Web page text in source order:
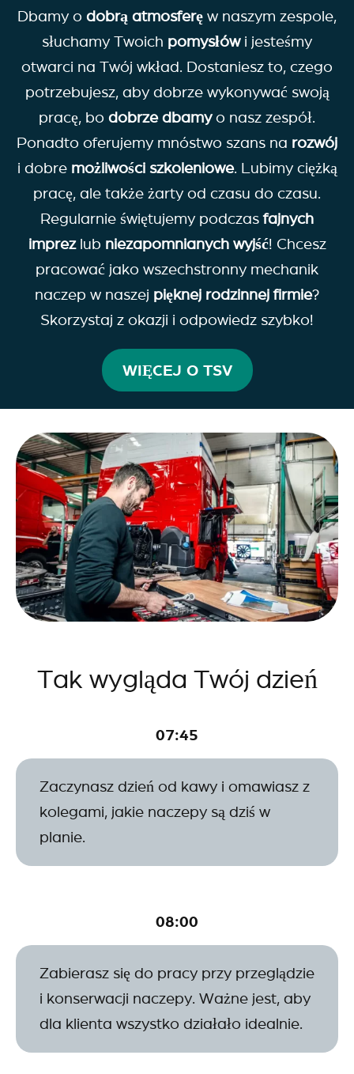
Dbamy o dobrą atmosferę w naszym zespole,
słuchamy Twoich pomysłówi jesteśmy
otwarci na Twój wkład. Dostaniesz to, czego
potrzebujesz, aby dobrze wykonywać swoją
pracę, bo dobrze dbamyo nasz zespół.
Ponadto oferujemy mnóstwo szans na rozwój
i dobre możliwości szkoleniowe. Lubimy ciężką
pracę, ale także żarty od czasu do czasu.
Regularnie świętujemy podczasfajnych
imprezlub niezapomnianych wyjść! Chcesz
pracować jako wszechstronny mechanik
naczep w naszej pięknej rodzinnej firmie?
Skorzystaj z okazji i odpowiedz szybko!
WIĘCEJ O TSV
Tak wygląda Twój dzień
07:45
Zaczynasz dzień od kawy i omawiasz z
kolegami, jakie naczepy są dziś w
planie.
08:00
Zabierasz się do pracy przy przeglądzie
i konserwacji naczepy. Ważne jest, aby
dla klienta wszystko działało idealnie.